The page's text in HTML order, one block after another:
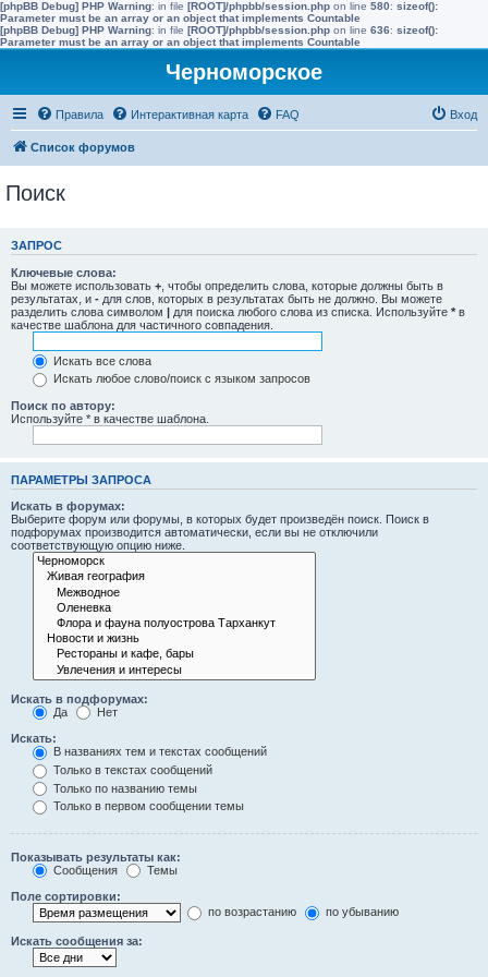
[phpBB Debug] PHP Warning: in file [ROOT]/phpbb/session.php on line 580: sizeof():
Parameter must be an array or an object that implements Countable
[phpBB Debug] PHP Warning: in file [ROOT]/phpbb/session.php on line 636: sizeof():
Parameter must be an array or an object that implements Countable
Черноморское
Правила Интерактивная карта FAQ Вход
Список форумов
Поиск
ЗАПРОС
Ключевые слова:
Вы можете использовать + , чтобы определить слова, которые должны быть в
результатах, и - для слов, которых в результатах быть не должно. Вы можете
разделить слова символом | для поиска любого слова из списка. Используйте * в
качестве шаблона для частичного совпадения.
Искать все слова
Искать любое слово/поиск с языком запросов
Поиск по автору:
Используйте * в качестве шаблона.
ПАРАМЕТРЫ ЗАПРОСА
Искать в форумах:
Выберите форум или форумы, в которых будет произведён поиск. Поиск в
подфорумах производится автоматически, если вы не отключили
соответствующую опцию ниже.
Искать в подфорумах:
Да
Нет
Искать:
В названиях тем и текстах сообщений
Только в текстах сообщений
Только по названию темы
Только в первом сообщении темы
Показывать результаты как:
Сообщения
Темы
Поле сортировки:
по возрастанию
по убыванию
Искать сообщения за: